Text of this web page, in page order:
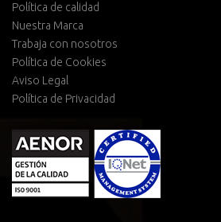
Política de calidad
Nuestra Marca
Trabaja con nosotros
Política de Cookies
Aviso Legal
Política de Privacidad